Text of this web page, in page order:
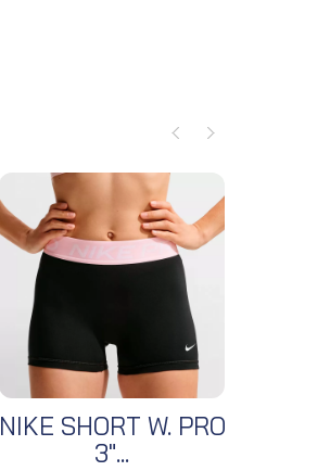
NIKE SHORT W. PRO
3"...